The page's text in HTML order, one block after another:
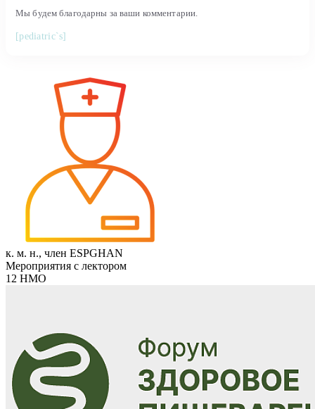
Мы будем благодарны за ваши комментарии.
[pediatric`s]
к. м. н., член ESPGHAN
Мероприятия с лектором
12 НМО